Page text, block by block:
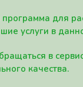
для
услуги в
в
качества.